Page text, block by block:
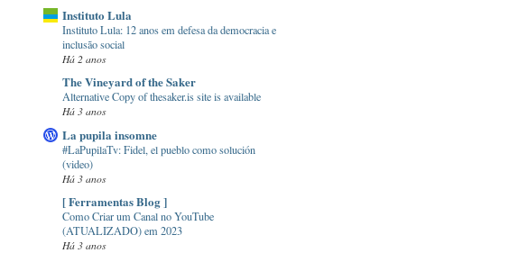
Instituto Lula
Instituto Lula: 12 anos em defesa da democracia e
inclusão social
Há 2 anos
The Vineyard of the Saker
Alternative Copy of thesaker.is site is available
Há 3 anos
La pupila insomne
#LaPupilaTv: Fidel, el pueblo como solución
(video)
Há 3 anos
[ Ferramentas Blog ]
Como Criar um Canal no YouTube
(ATUALIZADO) em 2023
Há 3 anos